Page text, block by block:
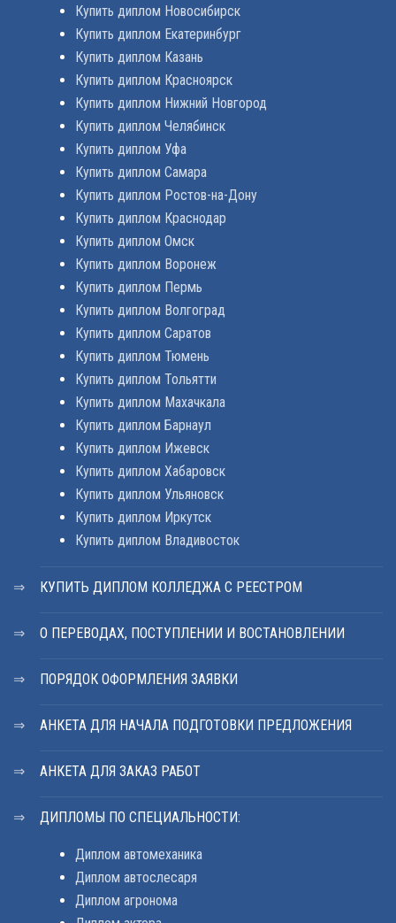
Купить диплом Новосибирск
Купить диплом Екатеринбург
Купить диплом Казань
Купить диплом Красноярск
Купить диплом Нижний Новгород
Купить диплом Челябинск
Купить диплом Уфа
Купить диплом Самара
Купить диплом Ростов-на-Дону
Купить диплом Краснодар
Купить диплом Омск
Купить диплом Воронеж
Купить диплом Пермь
Купить диплом Волгоград
Купить диплом Саратов
Купить диплом Тюмень
Купить диплом Тольятти
Купить диплом Махачкала
Купить диплом Барнаул
Купить диплом Ижевск
Купить диплом Хабаровск
Купить диплом Ульяновск
Купить диплом Иркутск
Купить диплом Владивосток
КУПИТЬ ДИПЛОМ КОЛЛЕДЖА С РЕЕСТРОМ
О ПЕРЕВОДАХ, ПОСТУПЛЕНИИ И ВОСТАНОВЛЕНИИ
ПОРЯДОК ОФОРМЛЕНИЯ ЗАЯВКИ
АНКЕТА ДЛЯ НАЧАЛА ПОДГОТОВКИ ПРЕДЛОЖЕНИЯ
АНКЕТА ДЛЯ ЗАКАЗ РАБОТ
ДИПЛОМЫ ПО СПЕЦИАЛЬНОСТИ:
Диплом автомеханика
Диплом автослесаря
Диплом агронома